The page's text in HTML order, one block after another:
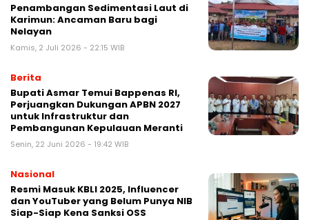
Penambangan Sedimentasi Laut di
Karimun: Ancaman Baru bagi
Nelayan
Kamis, 2 Juli 2026 - 22:15 WIB
Berita
Bupati Asmar Temui Bappenas RI,
Perjuangkan Dukungan APBN 2027
untuk Infrastruktur dan
Pembangunan Kepulauan Meranti
Senin, 22 Juni 2026 - 19:42 WIB
Nasional
Resmi Masuk KBLI 2025, Influencer
dan YouTuber yang Belum Punya NIB
Siap-Siap Kena Sanksi OSS